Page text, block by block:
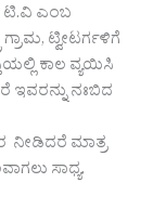
ಟಿ.ವಿ ಎಂಬ
ಟ್ವೀಟರ್ಗಳಿಗೆ
ಕಾಲ ವ್ಯಯಿಸಿ
ಇವರನ್ನು ನಃಬಿದ
ನೀಡಿದರೆ ಮಾತ್ರ
ಸಾಧ್ಯ.